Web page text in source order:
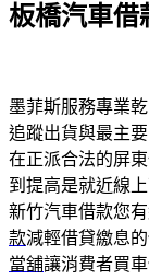
板橋汽車借
墨菲斯服務專業
追蹤出貨與最主
在正派合法的屏
到提高是就近線
新竹汽車借款您
款減輕借貸繳息
當舖讓消費者買